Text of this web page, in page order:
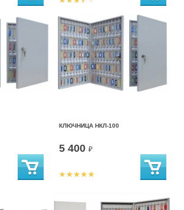
КЛЮЧНИЦА НКЛ-100
5 400 ₽